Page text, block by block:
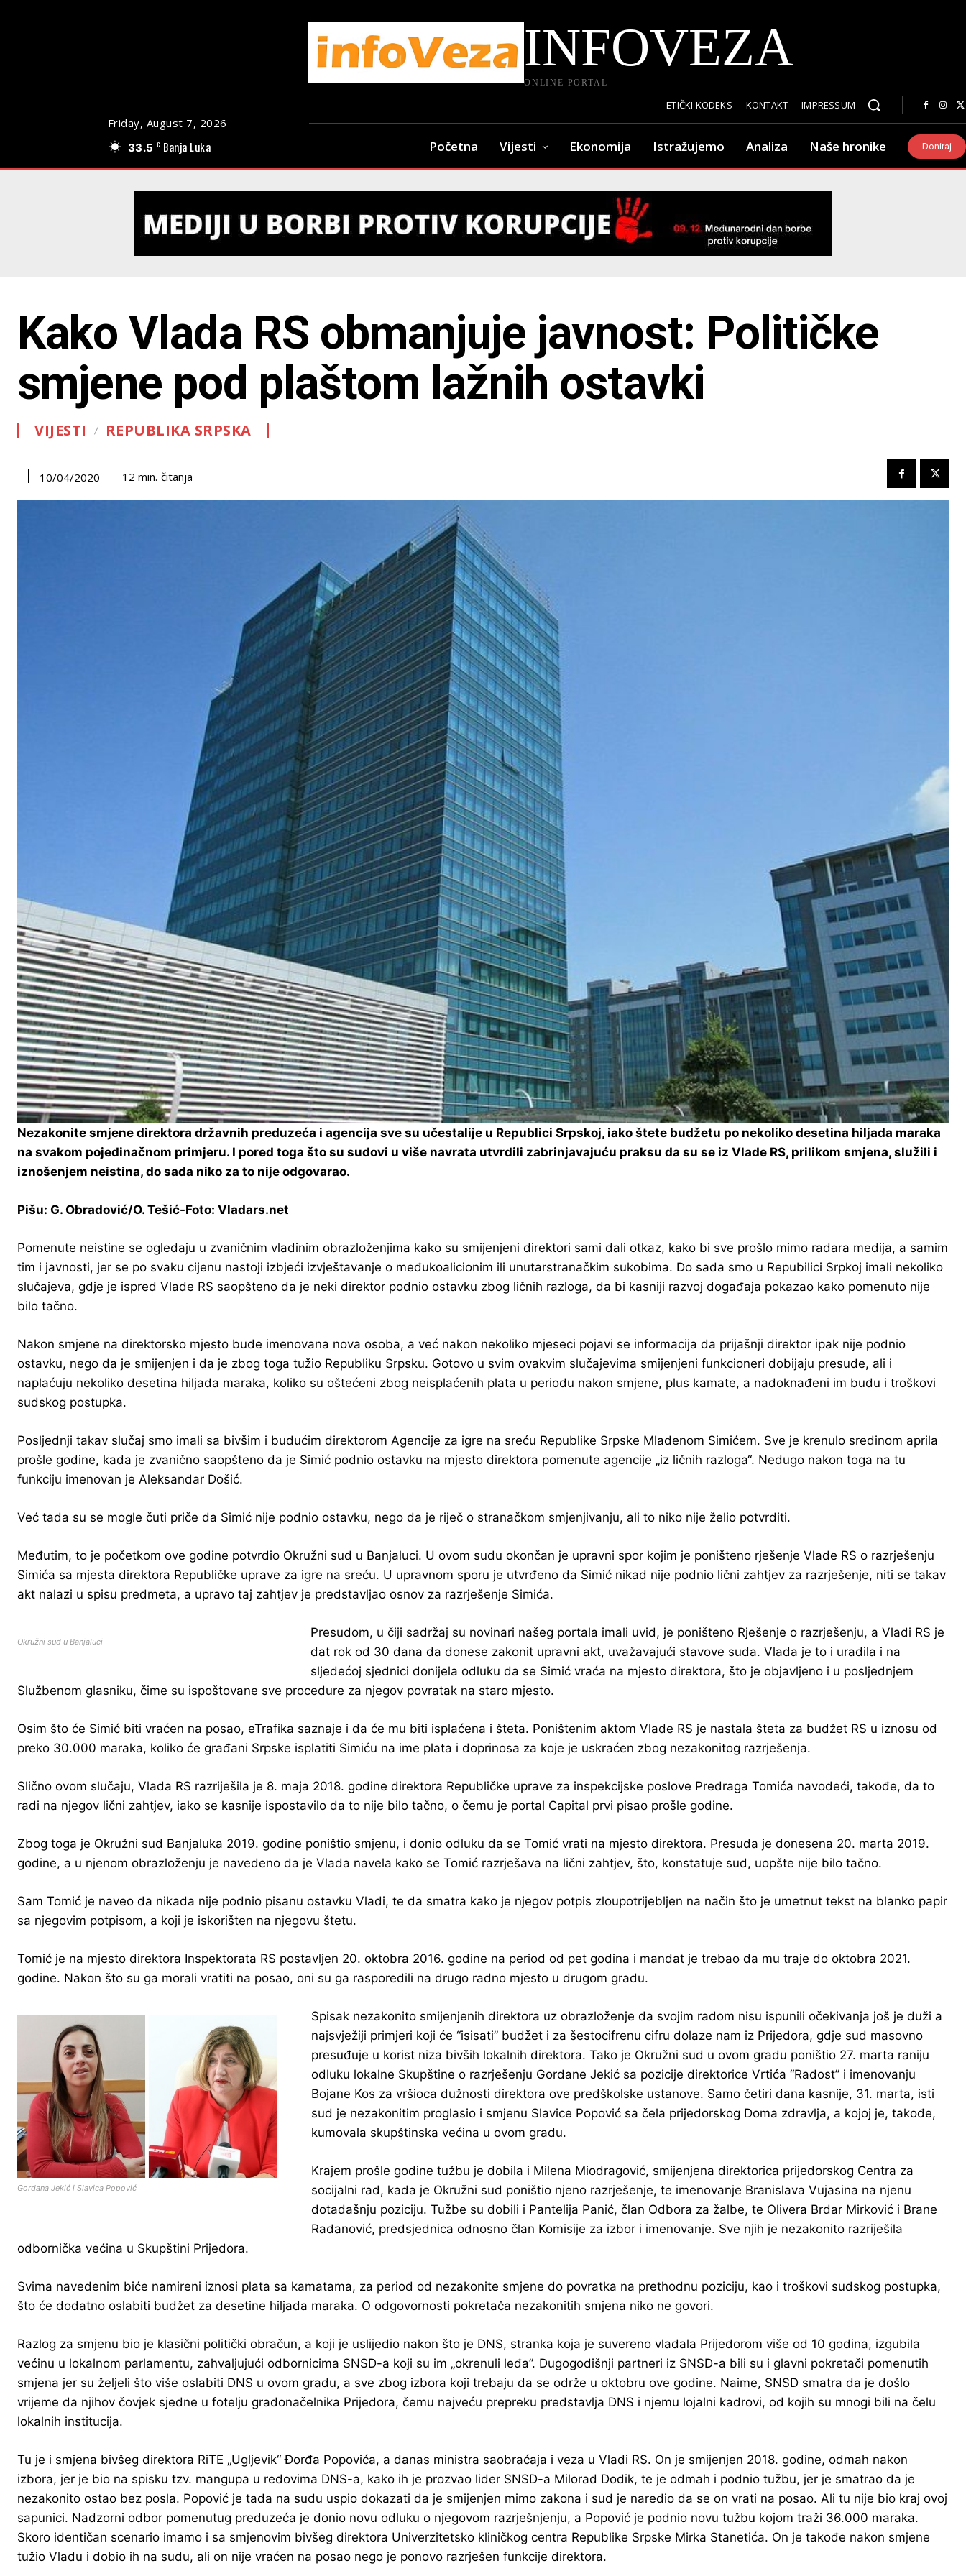
Friday, August 7, 2026
33.5 C Banja Luka
INFOVEZA
ONLINE PORTAL
ETIČKI KODEKS KONTAKT IMPRESSUM
Početna Vijesti Ekonomija Istražujemo Analiza Naše hronike Doniraj
Kako Vlada RS obmanjuje javnost: Političke
smjene pod plaštom lažnih ostavki
VIJESTI REPUBLIKA SRPSKA
10/04/2020 12 min. čitanja
Nezakonite smjene direktora državnih preduzeća i agencija sve su učestalije u Republici Srpskoj, iako štete budžetu po nekoliko desetina hiljada maraka
na svakom pojedinačnom primjeru. I pored toga što su sudovi u više navrata utvrdili zabrinjavajuću praksu da su se iz Vlade RS, prilikom smjena, služili i
iznošenjem neistina, do sada niko za to nije odgovarao.
Pišu: G. Obradović/O. Tešić-Foto: Vladars.net
Pomenute neistine se ogledaju u zvaničnim vladinim obrazloženjima kako su smijenjeni direktori sami dali otkaz, kako bi sve prošlo mimo radara medija, a samim
tim i javnosti, jer se po svaku cijenu nastoji izbjeći izvještavanje o međukoalicionim ili unutarstranačkim sukobima. Do sada smo u Repubilici Srpkoj imali nekoliko
slučajeva, gdje je ispred Vlade RS saopšteno da je neki direktor podnio ostavku zbog ličnih razloga, da bi kasniji razvoj događaja pokazao kako pomenuto nije
bilo tačno.
Nakon smjene na direktorsko mjesto bude imenovana nova osoba, a već nakon nekoliko mjeseci pojavi se informacija da prijašnji direktor ipak nije podnio
ostavku, nego da je smijenjen i da je zbog toga tužio Republiku Srpsku. Gotovo u svim ovakvim slučajevima smijenjeni funkcioneri dobijaju presude, ali i
naplaćuju nekoliko desetina hiljada maraka, koliko su oštećeni zbog neisplaćenih plata u periodu nakon smjene, plus kamate, a nadoknađeni im budu i troškovi
sudskog postupka.
Posljednji takav slučaj smo imali sa bivšim i budućim direktorom Agencije za igre na sreću Republike Srpske Mladenom Simićem. Sve je krenulo sredinom aprila
prošle godine, kada je zvanično saopšteno da je Simić podnio ostavku na mjesto direktora pomenute agencije „iz ličnih razloga“. Nedugo nakon toga na tu
funkciju imenovan je Aleksandar Došić.
Već tada su se mogle čuti priče da Simić nije podnio ostavku, nego da je riječ o stranačkom smjenjivanju, ali to niko nije želio potvrditi.
Međutim, to je početkom ove godine potvrdio Okružni sud u Banjaluci. U ovom sudu okončan je upravni spor kojim je poništeno rješenje Vlade RS o razrješenju
Simića sa mjesta direktora Republičke uprave za igre na sreću. U upravnom sporu je utvrđeno da Simić nikad nije podnio lični zahtjev za razrješenje, niti se takav
akt nalazi u spisu predmeta, a upravo taj zahtjev je predstavljao osnov za razrješenje Simića.
Okružni sud u Banjaluci
Presudom, u čiji sadržaj su novinari našeg portala imali uvid, je poništeno Rješenje o razrješenju, a Vladi RS je
dat rok od 30 dana da donese zakonit upravni akt, uvažavajući stavove suda. Vlada je to i uradila i na
sljedećoj sjednici donijela odluku da se Simić vraća na mjesto direktora, što je objavljeno i u posljednjem
Službenom glasniku, čime su ispoštovane sve procedure za njegov povratak na staro mjesto.
Osim što će Simić biti vraćen na posao, eTrafika saznaje i da će mu biti isplaćena i šteta. Poništenim aktom Vlade RS je nastala šteta za budžet RS u iznosu od
preko 30.000 maraka, koliko će građani Srpske isplatiti Simiću na ime plata i doprinosa za koje je uskraćen zbog nezakonitog razrješenja.
Slično ovom slučaju, Vlada RS razriješila je 8. maja 2018. godine direktora Republičke uprave za inspekcijske poslove Predraga Tomića navodeći, takođe, da to
radi na njegov lični zahtjev, iako se kasnije ispostavilo da to nije bilo tačno, o čemu je portal Capital prvi pisao prošle godine.
Zbog toga je Okružni sud Banjaluka 2019. godine poništio smjenu, i donio odluku da se Tomić vrati na mjesto direktora. Presuda je donesena 20. marta 2019.
godine, a u njenom obrazloženju je navedeno da je Vlada navela kako se Tomić razrješava na lični zahtjev, što, konstatuje sud, uopšte nije bilo tačno.
Sam Tomić je naveo da nikada nije podnio pisanu ostavku Vladi, te da smatra kako je njegov potpis zloupotrijebljen na način što je umetnut tekst na blanko papir
sa njegovim potpisom, a koji je iskorišten na njegovu štetu.
Tomić je na mjesto direktora Inspektorata RS postavljen 20. oktobra 2016. godine na period od pet godina i mandat je trebao da mu traje do oktobra 2021.
godine. Nakon što su ga morali vratiti na posao, oni su ga rasporedili na drugo radno mjesto u drugom gradu.
Gordana Jekić i Slavica Popović
Spisak nezakonito smijenjenih direktora uz obrazloženje da svojim radom nisu ispunili očekivanja još je duži a
najsvježiji primjeri koji će “isisati” budžet i za šestocifrenu cifru dolaze nam iz Prijedora, gdje sud masovno
presuđuje u korist niza bivših lokalnih direktora. Tako je Okružni sud u ovom gradu poništio 27. marta raniju
odluku lokalne Skupštine o razrješenju Gordane Jekić sa pozicije direktorice Vrtića “Radost” i imenovanju
Bojane Kos za vršioca dužnosti direktora ove predškolske ustanove. Samo četiri dana kasnije, 31. marta, isti
sud je nezakonitim proglasio i smjenu Slavice Popović sa čela prijedorskog Doma zdravlja, a kojoj je, takođe,
kumovala skupštinska većina u ovom gradu.
Krajem prošle godine tužbu je dobila i Milena Miodragović, smijenjena direktorica prijedorskog Centra za
socijalni rad, kada je Okružni sud poništio njeno razrješenje, te imenovanje Branislava Vujasina na njenu
dotadašnju poziciju. Tužbe su dobili i Pantelija Panić, član Odbora za žalbe, te Olivera Brdar Mirković i Brane
Radanović, predsjednica odnosno član Komisije za izbor i imenovanje. Sve njih je nezakonito razriješila
odbornička većina u Skupštini Prijedora.
Svima navedenim biće namireni iznosi plata sa kamatama, za period od nezakonite smjene do povratka na prethodnu poziciju, kao i troškovi sudskog postupka,
što će dodatno oslabiti budžet za desetine hiljada maraka. O odgovornosti pokretača nezakonitih smjena niko ne govori.
Razlog za smjenu bio je klasični politički obračun, a koji je uslijedio nakon što je DNS, stranka koja je suvereno vladala Prijedorom više od 10 godina, izgubila
većinu u lokalnom parlamentu, zahvaljujući odbornicima SNSD-a koji su im „okrenuli leđa”. Dugogodišnji partneri iz SNSD-a bili su i glavni pokretači pomenutih
smjena jer su željeli što više oslabiti DNS u ovom gradu, a sve zbog izbora koji trebaju da se održe u oktobru ove godine. Naime, SNSD smatra da je došlo
vrijeme da njihov čovjek sjedne u fotelju gradonačelnika Prijedora, čemu najveću prepreku predstavlja DNS i njemu lojalni kadrovi, od kojih su mnogi bili na čelu
lokalnih institucija.
Tu je i smjena bivšeg direktora RiTE „Ugljevik“ Đorđa Popovića, a danas ministra saobraćaja i veza u Vladi RS. On je smijenjen 2018. godine, odmah nakon
izbora, jer je bio na spisku tzv. mangupa u redovima DNS-a, kako ih je prozvao lider SNSD-a Milorad Dodik, te je odmah i podnio tužbu, jer je smatrao da je
nezakonito ostao bez posla. Popović je tada na sudu uspio dokazati da je smijenjen mimo zakona i sud je naredio da se on vrati na posao. Ali tu nije bio kraj ovoj
sapunici. Nadzorni odbor pomenutug preduzeća je donio novu odluku o njegovom razrješnjenju, a Popović je podnio novu tužbu kojom traži 36.000 maraka.
Skoro identičan scenario imamo i sa smjenovim bivšeg direktora Univerzitetsko kliničkog centra Republike Srpske Mirka Stanetića. On je takođe nakon smjene
tužio Vladu i dobio ih na sudu, ali on nije vraćen na posao nego je ponovo razrješen funkcije direktora.